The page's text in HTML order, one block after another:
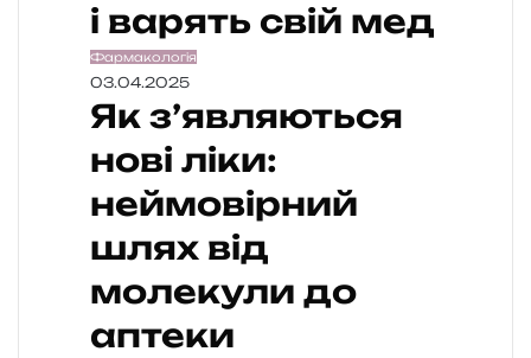
і варять свій мед
Фармакологія
03.04.2025
Як з’являються
нові ліки:
неймовірний
шлях від
молекули до
аптеки